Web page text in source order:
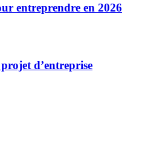
entreprendre en 2026
d’entreprise